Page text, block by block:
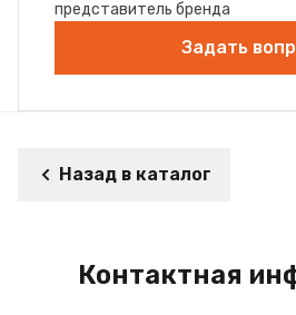
представитель бренда
Задать
Назад в каталог
Контактная